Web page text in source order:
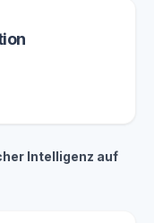
Intelligenz auf